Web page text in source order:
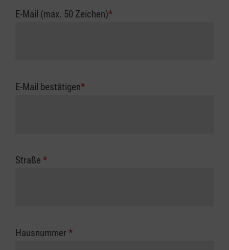
E-Mail (max. 50 Zeichen)*
E-Mail bestätigen*
Straße *
Hausnummer *